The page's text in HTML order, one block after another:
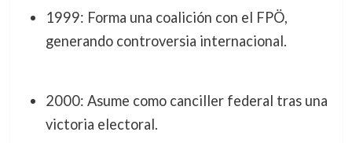
1999: Forma una coalición con el FPÖ,
generando controversia internacional.
2000: Asume como canciller federal tras una
victoria electoral.